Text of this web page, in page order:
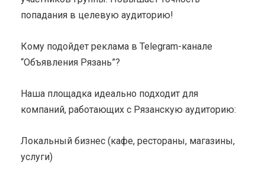
попадания в целевую аудиторию!
Кому подойдет реклама в Telegram-канале
“Объявления Рязань”?
Наша площадка идеально подходит для
компаний, работающих с Рязанскую аудиторию:
Локальный бизнес (кафе, рестораны, магазины,
услуги)